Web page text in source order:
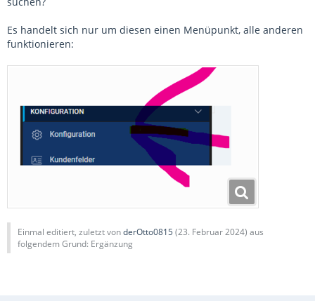
Es handelt sich nur um diesen einen Menüpunkt, alle anderen
funktionieren:
Einmal editiert, zuletzt vonderOtto0815 (23. Februar 2024) aus
folgendem Grund: Ergänzung